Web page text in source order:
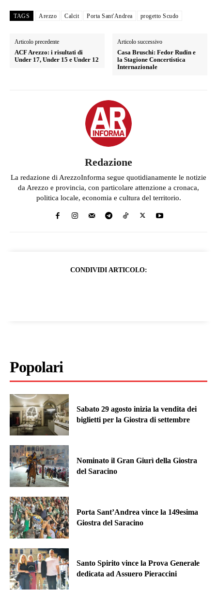
TAGS Arezzo Calcit Porta Sant'Andrea progetto Scudo
Articolo precedente
ACF Arezzo: i risultati di
Under 17, Under 15 e Under 12
Articolo successivo
Casa Bruschi: Fedor Rudin e
la Stagione Concertistica
Internazionale
Redazione
La redazione di ArezzoInforma segue quotidianamente le notizie
da Arezzo e provincia, con particolare attenzione a cronaca,
politica locale, economia e cultura del territorio.
CONDIVIDI ARTICOLO:
Popolari
Sabato 29 agosto inizia la vendita dei
biglietti per la Giostra di settembre
Nominato il Gran Giurì della Giostra
del Saracino
Porta Sant’Andrea vince la 149esima
Giostra del Saracino
Santo Spirito vince la Prova Generale
dedicata ad Assuero Pieraccini